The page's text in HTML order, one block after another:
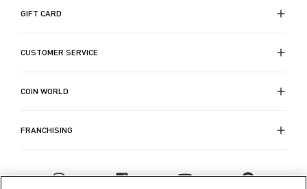
cosa al proprio posto. Perfetti per chi ama la
per chi tende a nascondere il disordine. Un regalo che
ogni genitore sogna di fare ai propri figli per aiutare a
mantenere la casa sempre organizzata!
Con Coincasa, anche i piccoliregali per la casa
possono fare una grande differenza.
GIFT CARD
CUSTOMER SERVICE
COIN WORLD
FRANCHISING